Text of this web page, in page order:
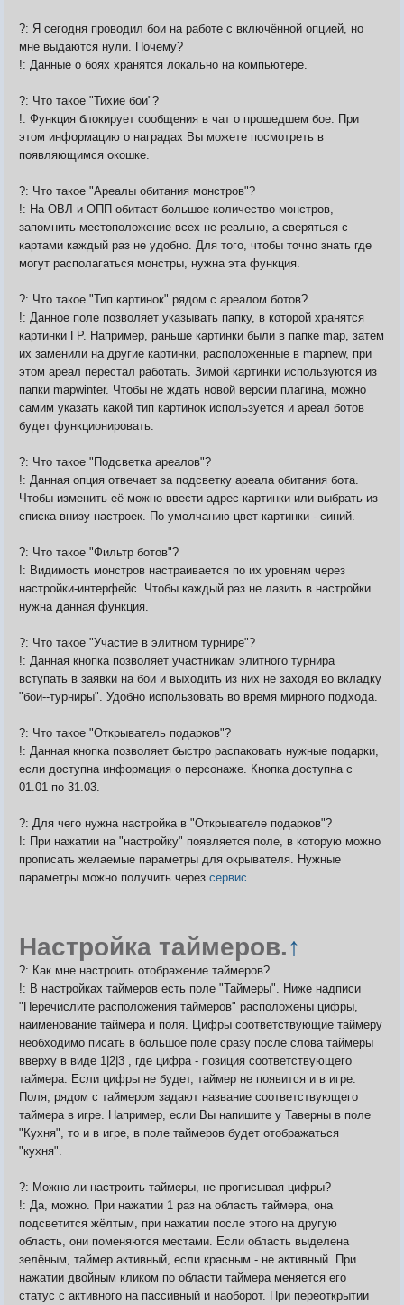
?: Я сегодня проводил бои на работе с включённой опцией, но
мне выдаются нули. Почему?
!: Данные о боях хранятся локально на компьютере.
?: Что такое "Тихие бои"?
!: Функция блокирует сообщения в чат о прошедшем бое. При
этом информацию о наградах Вы можете посмотреть в
появляющимся окошке.
?: Что такое "Ареалы обитания монстров"?
!: На ОВЛ и ОПП обитает большое количество монстров,
запомнить местоположение всех не реально, а сверяться с
картами каждый раз не удобно. Для того, чтобы точно знать где
могут располагаться монстры, нужна эта функция.
?: Что такое "Тип картинок" рядом с ареалом ботов?
!: Данное поле позволяет указывать папку, в которой хранятся
картинки ГР. Например, раньше картинки были в папке map, затем
их заменили на другие картинки, расположенные в mapnew, при
этом ареал перестал работать. Зимой картинки используются из
папки mapwinter. Чтобы не ждать новой версии плагина, можно
самим указать какой тип картинок используется и ареал ботов
будет функционировать.
?: Что такое "Подсветка ареалов"?
!: Данная опция отвечает за подсветку ареала обитания бота.
Чтобы изменить её можно ввести адрес картинки или выбрать из
списка внизу настроек. По умолчанию цвет картинки - синий.
?: Что такое "Фильтр ботов"?
!: Видимость монстров настраивается по их уровням через
настройки-интерфейс. Чтобы каждый раз не лазить в настройки
нужна данная функция.
?: Что такое "Участие в элитном турнире"?
!: Данная кнопка позволяет участникам элитного турнира
вступать в заявки на бои и выходить из них не заходя во вкладку
"бои--турниры". Удобно использовать во время мирного подхода.
?: Что такое "Открыватель подарков"?
!: Данная кнопка позволяет быстро распаковать нужные подарки,
если доступна информация о персонаже. Кнопка доступна с
01.01 по 31.03.
?: Для чего нужна настройка в "Открывателе подарков"?
!: При нажатии на "настройку" появляется поле, в которую можно
прописать желаемые параметры для окрывателя. Нужные
параметры можно получить черезсервис
Настройка таймеров.↑
?: Как мне настроить отображение таймеров?
!: В настройках таймеров есть поле "Таймеры". Ниже надписи
"Перечислите расположения таймеров" расположены цифры,
наименование таймера и поля. Цифры соответствующие таймеру
необходимо писать в большое поле сразу после слова таймеры
вверху в виде 1|2|3 , где цифра - позиция соответствующего
таймера. Если цифры не будет, таймер не появится и в игре.
Поля, рядом с таймером задают название соответствующего
таймера в игре. Например, если Вы напишите у Таверны в поле
"Кухня", то и в игре, в поле таймеров будет отображаться
"кухня".
?: Можно ли настроить таймеры, не прописывая цифры?
!: Да, можно. При нажатии 1 раз на область таймера, она
подсветится жёлтым, при нажатии после этого на другую
область, они поменяются местами. Если область выделена
зелёным, таймер активный, если красным - не активный. При
нажатии двойным кликом по области таймера меняется его
статус с активного на пассивный и наоборот. При переоткрытии